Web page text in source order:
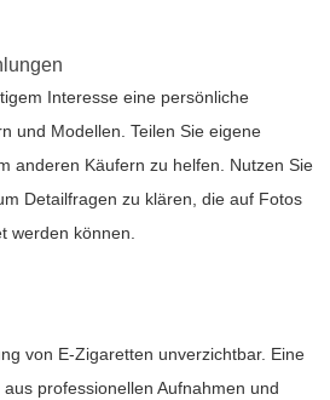
Interesse eine persönliche
und Modellen. Teilen Sie eigene
anderen Käufern zu helfen. Nutzen Sie
Detailfragen zu klären, die auf Fotos
werden können.
von E-Zigaretten unverzichtbar. Eine
professionellen Aufnahmen und